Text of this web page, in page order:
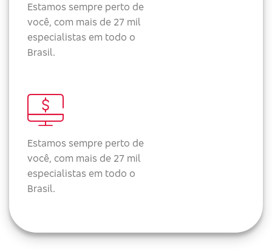
Estamos sempre perto de
você, com mais de 27 mil
especialistas em todo o
Brasil.
Estamos sempre perto de
você, com mais de 27 mil
especialistas em todo o
Brasil.